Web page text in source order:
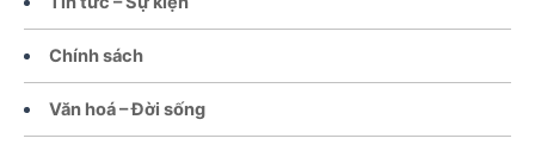
Chính sách
Văn hoá – Đời sống